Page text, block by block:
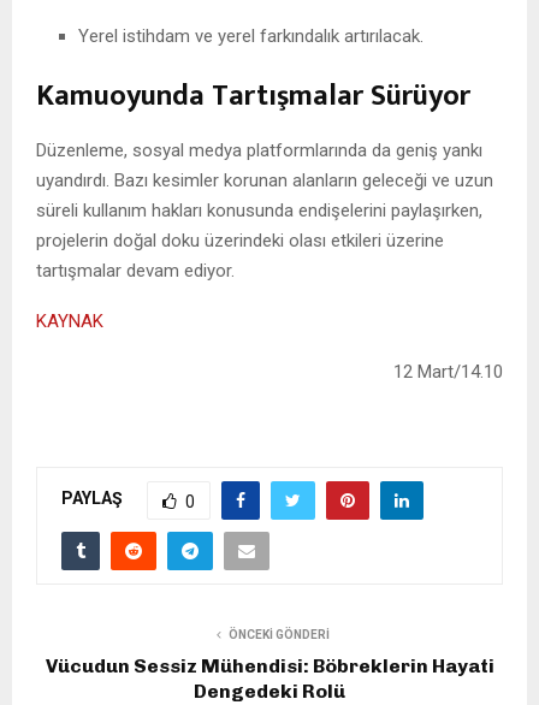
Yerel istihdam ve yerel farkındalık artırılacak.
Kamuoyunda Tartışmalar Sürüyor
Düzenleme, sosyal medya platformlarında da geniş yankı
uyandırdı. Bazı kesimler korunan alanların geleceği ve uzun
süreli kullanım hakları konusunda endişelerini paylaşırken,
projelerin doğal doku üzerindeki olası etkileri üzerine
tartışmalar devam ediyor.
KAYNAK
12 Mart/14.10
PAYLAŞ 0
ÖNCEKI GÖNDERI
Vücudun Sessiz Mühendisi: Böbreklerin Hayati
Dengedeki Rolü